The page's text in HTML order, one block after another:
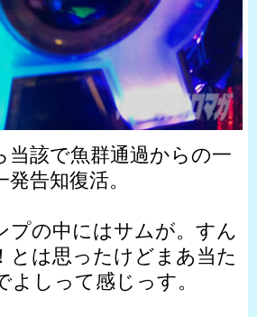
当該で魚群通過からの一
告知復活。
プの中にはサムが。すん
とは思ったけどまあ当た
よしって感じっす。